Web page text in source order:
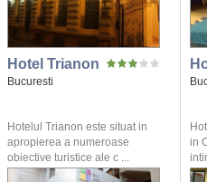
Hotel Trianon
Bucuresti
Hotelul Trianon este situat in
apropierea a numeroase
obiective turistice ale c ...
in